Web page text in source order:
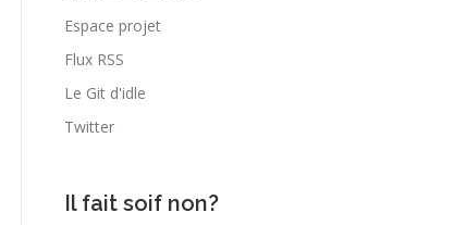
Espace projet
Flux RSS
Le Git d'idle
Twitter
Il fait soif non?